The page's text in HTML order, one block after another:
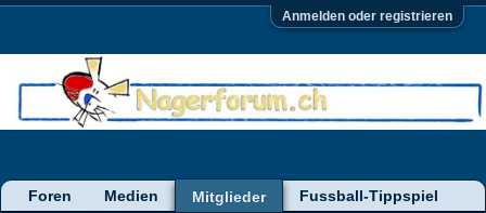
Anmelden oder registrieren
Foren Medien
Mitglieder
Fussball-Tippspiel